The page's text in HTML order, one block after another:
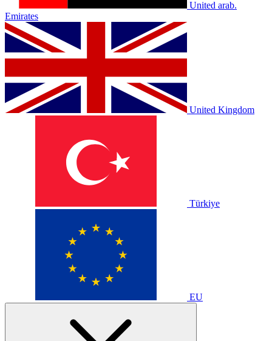
United arab.
Emirates
United Kingdom
Türkiye
EU